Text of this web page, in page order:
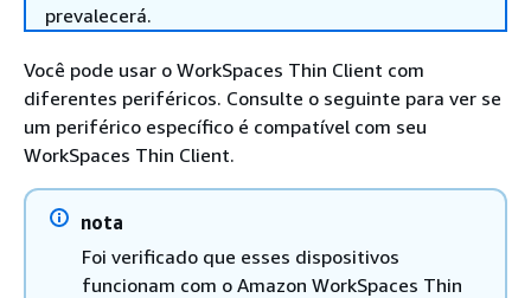
prevalecerá.
Você pode usar o WorkSpaces Thin Client com
diferentes periféricos. Consulte o seguinte para ver se
um periférico específico é compatível com seu
WorkSpaces Thin Client.
nota
Foi verificado que esses dispositivos
funcionam com o Amazon WorkSpaces Thin